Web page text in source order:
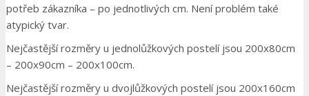
potřeb zákazníka – po jednotlivých cm. Není problém také
atypický tvar.
Nejčastější rozměry u jednolůžkových postelí jsou 200x80cm
– 200x90cm – 200x100cm.
Nejčastější rozměry u dvojlůžkových postelí jsou 200x160cm